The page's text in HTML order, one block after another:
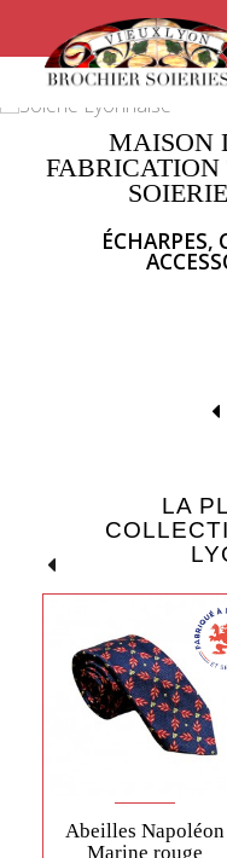
MAISON
ÉCHARPES,
LA
Abeilles Napoléon
Marine rouge